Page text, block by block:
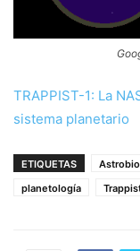
TRAPPIST-1: La
sistema planetario
ETIQUETAS
planetología